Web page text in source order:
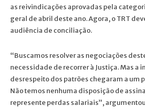
as reivindicações aprovadas pela
geral de abril deste ano. Agora, o TRT
audiência de conciliação.
“Buscamos resolver as negociações
necessidade de recorrer à Justiça. Mas a
desrespeito dos patrões chegaram a um
Não temos nenhuma disposição de
represente perdas salariais”,